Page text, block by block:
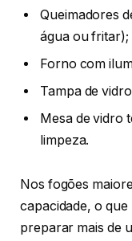
Queimadores
água ou fritar);
Forno com
Tampa de
Mesa de vidro
limpeza.
Nos fogões
capacidade, o
preparar mais de